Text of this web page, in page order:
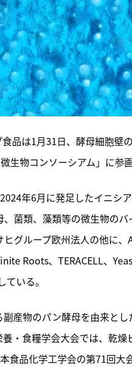
品は1月31日、酵母細胞壁
物コンソーシアム」に参
年6月に発足したイニシ
菌類、藻類等の微生物の
グループ欧州法人の他に、
Roots、TERACELL、
いる。
産物のパン酵母を由来と
・食糧学会大会では、乾
食品化学工学会の第71回大